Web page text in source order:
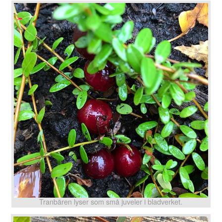
Tranbären lyser som små juveler i bladverket.